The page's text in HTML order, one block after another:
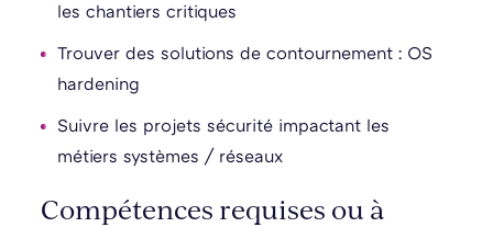
les chantiers critiques
Trouver des solutions de contournement : OS
hardening
Suivre les projets sécurité impactant les
métiers systèmes / réseaux
Compétences requises ou à